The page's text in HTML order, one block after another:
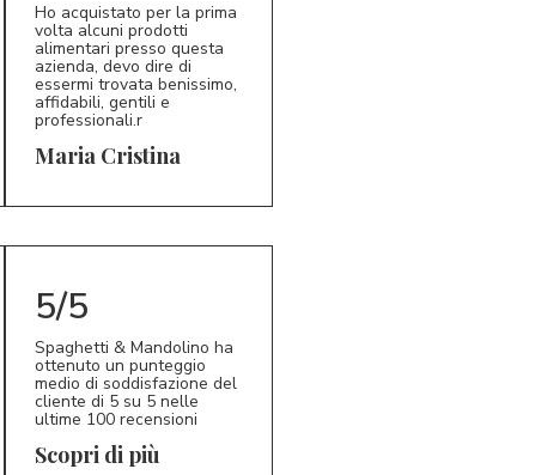
MC 5/5
Ho acquistato per la prima
volta alcuni prodotti
alimentari presso questa
azienda, devo dire di
essermi trovata benissimo,
affidabili, gentili e
professionali.r
Maria Cristina
5/5
Spaghetti & Mandolino ha
ottenuto un punteggio
medio di soddisfazione del
cliente di 5 su 5 nelle
ultime 100 recensioni
Scopri di più